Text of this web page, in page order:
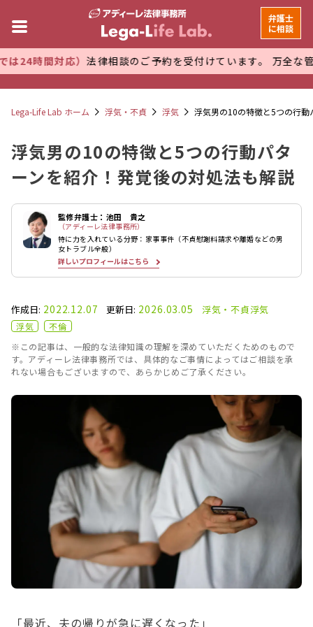
）法律相談のご予約を受付けています。 万全な管理体制でプ
弁護士
に相談
Lega-Life Lab ホーム 浮気・不貞 浮気 浮気男の10の特徴と5つの行
浮気男の10の特徴と5つの行動パタ
ーンを紹介！発覚後の対処法も解説
監修弁護士：池田 貴之
（アディーレ法律事務所）
特に力を入れている分野：家事事件（不貞慰謝料請求や離婚などの男
女トラブル全般）
詳しいプロフィールはこちら
作成日: 2022.12.07 更新日: 2026.03.05 浮気・不貞浮気
浮気
不倫
※この記事は、一般的な法律知識の理解を深めていただくためのもので
す。アディーレ法律事務所では、具体的なご事情によってはご相談を承
れない場合もございますので、あらかじめご了承ください。
「最近、夫の帰りが急に遅くなった」